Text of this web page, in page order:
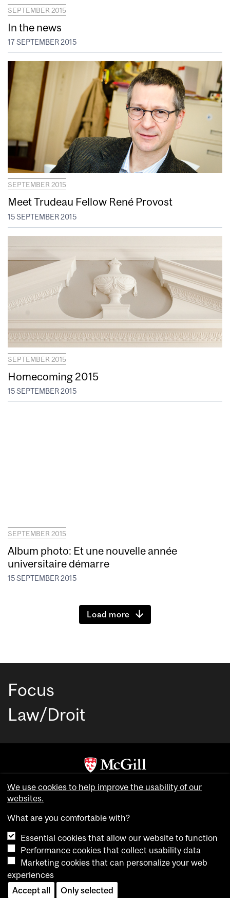
SEPTEMBER 2015
In the news
17 SEPTEMBER 2015
SEPTEMBER 2015
Meet Trudeau Fellow René Provost
15 SEPTEMBER 2015
SEPTEMBER 2015
Homecoming 2015
15 SEPTEMBER 2015
SEPTEMBER 2015
Album photo: Et une nouvelle année
universitaire démarre
15 SEPTEMBER 2015
Load more
Focus
Law/Droit
Copyright © McGill University. All rights reserved.
Cookie settings
We use cookies to help improve the usability of our
websites.
What are you comfortable with?
Essential cookies that allow our website to function
Performance cookies that collect usability data
Marketing cookies that can personalize your web
experiences
Accept all
Only selected